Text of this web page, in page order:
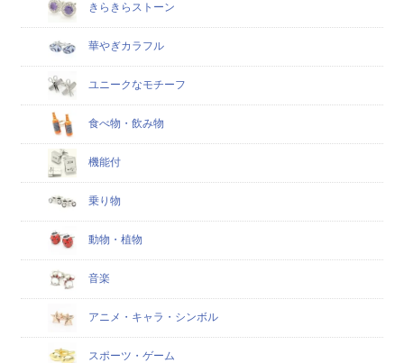
きらきらストーン
華やぎカラフル
ユニークなモチーフ
食べ物・飲み物
機能付
乗り物
動物・植物
音楽
アニメ・キャラ・シンボル
スポーツ・ゲーム